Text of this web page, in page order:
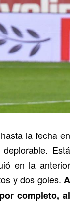
la fecha en
Está
en la anterior
y dos goles. A
completo, al